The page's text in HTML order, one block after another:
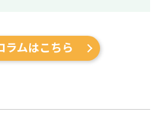
／ココナラ）でも継続
ご依頼をいただいており、SSサロ
通じては翻訳・リサーチ・海外対
倉庫HD 入社：アメリカ・マレー
ラムはこちら